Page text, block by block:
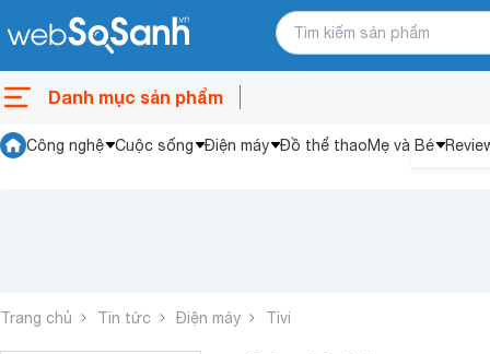
Danh mục sản phẩm
Công nghệ Cuộc sống Điện máy Đồ thể thaoMẹ và Bé
Trang chủ Tin tức Điện máy Tivi